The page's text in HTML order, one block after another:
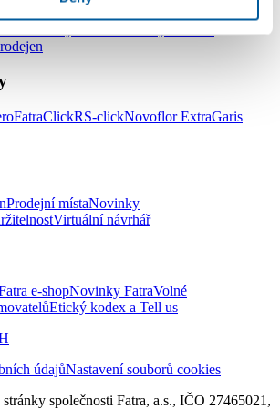
FatraClickRS-clickNovoflor ExtraGaris
Prodejní místaNovinky
Virtuální návrhář
e-shopNovinky FatraVolné
Etický kodex a Tell us
údajůNastavení souborů cookies
společnosti Fatra, a.s., IČO 27465021,